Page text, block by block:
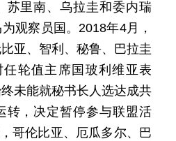
苏里南、乌拉圭和委内瑞
观察员国。2018年4月，
亚、智利、秘鲁、巴拉圭
轮值主席国玻利维亚表
未能就秘书长人选达成共
转，决定暂停参与联盟活
哥伦比亚、厄瓜多尔、巴